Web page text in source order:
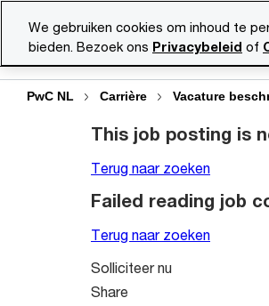
PwC NL Carrière Vacature
This job posting is
Terug naar zoeken
Failed reading job
Terug naar zoeken
Solliciteer nu
Share
We gebruiken cookies om inhoud te
bieden. Bezoek ons Privacybeleid of